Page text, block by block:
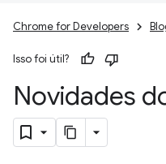
Chrome for Developers
Isso foi útil?
Novidades